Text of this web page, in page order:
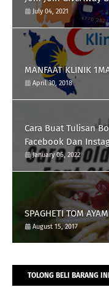
July 04, 2021
MANFAAT KLINIK
April 30, 2018
Cara Buat Tulisan
Facebook Dan
January 06, 2022
SPAGHETI TOM
August 15, 2017
TOLONG BELI BARANG